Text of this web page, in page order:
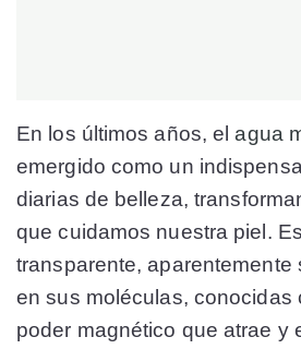
En los últimos años, elagua
emergido como un
diarias de belleza,
que cuidamos nuestra piel.
transparente, aparentemente
en sus moléculas, conocidas
poder magnético que atrae y